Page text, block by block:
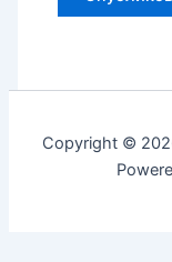
Copyright ©